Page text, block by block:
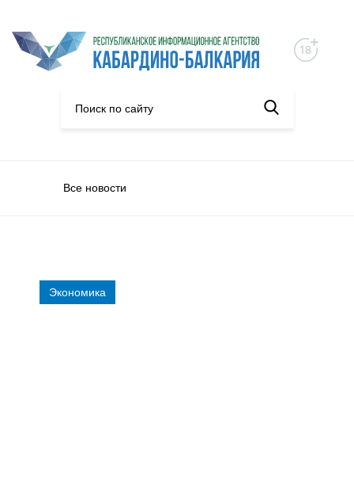
Все новости
Экономика